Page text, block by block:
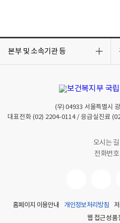
본부 및 소속기관 등
기
기
(우)04933 서울특별시
대표전화 (02) 2204-0114/ 응급실진료
오시는 길
전화번호
홈페이지 이용안내 개인정보처리방침
웹 접근성 품